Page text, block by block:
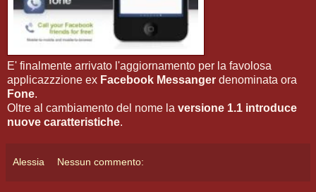
E' finalmente arrivato l'aggiornamento per la favolosa
applicazzzione ex Facebook Messanger denominata ora
Fone.
Oltre al cambiamento del nome la versione 1.1 introduce
nuove caratteristiche.
Alessia Nessun commento: